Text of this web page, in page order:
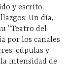
y escrito,
Un día,
“Teatro del
por los canales
cúpulas y
intensidad de